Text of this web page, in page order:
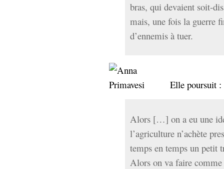
bras, qui devaient soit-
mais, une fois la guerre
d’ennemis à tuer.
Elle poursuit :
Alors […] on a eu une
l’agriculture n’achète
temps en temps un
Alors on va faire comme